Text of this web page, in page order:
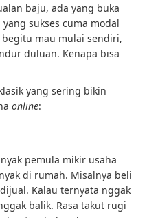
baju, ada yang buka
sukses cuma modal
begitu mau mulai sendiri,
duluan. Kenapa bisa
yang sering bikin
online:
pemula mikir usaha
di rumah. Misalnya beli
Kalau ternyata nggak
balik. Rasa takut rugi